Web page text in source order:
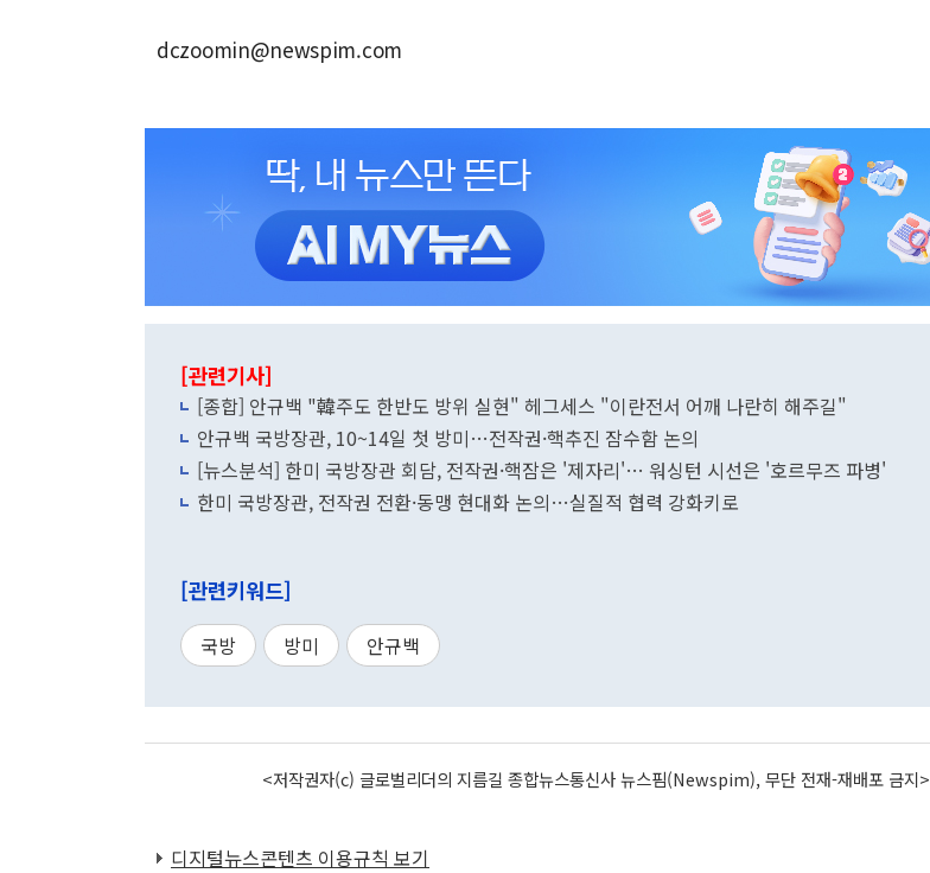
dczoomin@newspim.com
[관련기사]
[종합] 안규백 "韓주도 한반도 방위 실현" 헤그세스 "이란전서 어깨 나란히 해주길"
안규백 국방장관, 10~14일 첫 방미…전작권·핵추진 잠수함 논의
[뉴스분석] 한미 국방장관 회담, 전작권·핵잠은 '제자리'… 워싱턴 시선은 '호르무즈 파병'
한미 국방장관, 전작권 전환·동맹 현대화 논의…실질적 협력 강화키로
[관련키워드]
국방 방미 안규백
<저작권자(c) 글로벌리더의 지름길 종합뉴스통신사 뉴스핌(Newspim), 무단 전재-재배포 금지>
디지털뉴스콘텐츠 이용규칙 보기